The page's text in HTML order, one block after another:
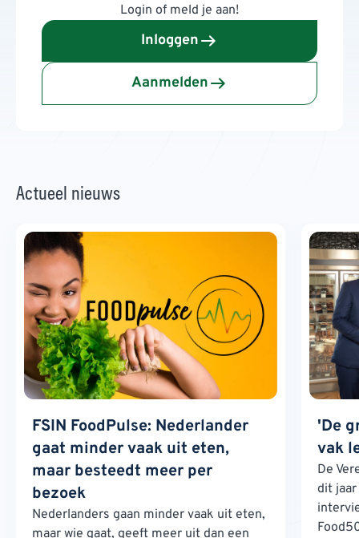
Login of meld je aan!
Inloggen
Aanmelden
Actueel nieuws
FSIN FoodPulse: Nederlander
gaat minder vaak uit eten,
maar besteedt meer per
bezoek
Nederlanders gaan minder vaak uit eten,
maar wie gaat, geeft meer uit dan een
'De
vak
De
dit